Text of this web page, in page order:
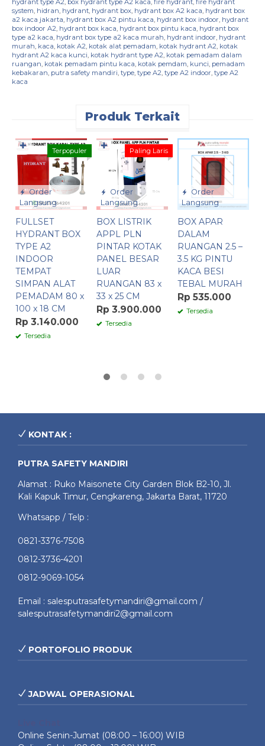
system hidran hydrant hydrant box hydrant box A2 kaca hydrant box
a2 kaca jakarta hydrant box A2 pintu kaca hydrant box indoor hydrant
box indoor A2 hydrant box kaca hydrant box pintu kaca hydrant box
type a2 kaca hydrant box type a2 kaca murah hydrant indoor hydrant
murah kaca kotak A2 kotak alat pemadam kotak hydrant A2 kotak
hydrant A2 kaca kunci kotak hydrant type A2 kotak pemadam dalam
ruangan kotak pemadam pintu kaca kotak pemdam kunci pemadam
kebakaran putra safety mandiri type type A2 type A2 indoor type A2
kaca
Produk Terkait
Order
Langsung
Terpopuler
FULLSET
HYDRANT BOX
TYPE A2
INDOOR
TEMPAT
SIMPAN ALAT
PEMADAM 80 x
100 x 18 CM
Rp 3.140.000
Tersedia
✚
Order
Langsung
Paling Laris
BOX LISTRIK
APPL PLN
PINTAR KOTAK
PANEL BESAR
LUAR
RUANGAN 83 x
33 x 25 CM
Rp 3.900.000
Tersedia
✚
Order
Langsung
BOX APAR
DALAM
RUANGAN 2.5 –
3.5 KG PINTU
KACA BESI
TEBAL MURAH
Rp 535.000
Tersedia
KONTAK :
PUTRA SAFETY MANDIRI
Alamat : Ruko Maisonete City Garden Blok B2-10, Jl.
Kali Kapuk Timur, Cengkareng, Jakarta Barat, 11720
Whatsapp / Telp :
0821-3376-7508
0812-3736-4201
0812-9069-1054
Email : salesputrasafetymandiri@gmail.com /
salesputrasafetymandiri2@gmail.com
PORTOFOLIO PRODUK
JADWAL OPERASIONAL
Online Senin-Jumat (08:00 – 16:00) WIB